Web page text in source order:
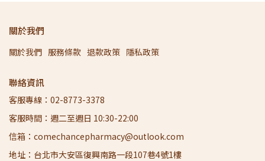
關於我們
關於我們 服務條款 退款政策 隱私政策
聯絡資訊
客服專線：02-8773-3378
客服時間：週二至週日 10:30-22:00
信箱：comechancepharmacy@outlook.com
地址：台北市大安區復興南路一段107巷4號1樓